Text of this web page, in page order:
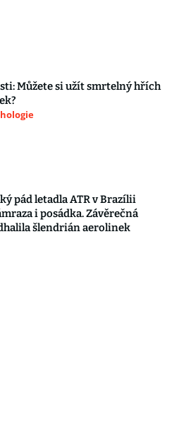
Můžete si užít smrtelný hřích
pád letadla ATR v Brazílii
i posádka. Závěrečná
šlendrián aerolinek